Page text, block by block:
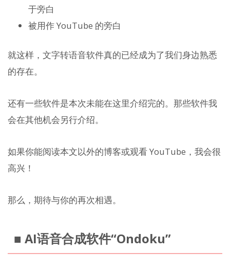
于旁白
被用作 YouTube 的旁白
就这样，文字转语音软件真的已经成为了我们身边熟悉
的存在。
还有一些软件是本次未能在这里介绍完的。那些软件我
会在其他机会另行介绍。
如果你能阅读本文以外的博客或观看 YouTube，我会很
高兴！
那么，期待与你的再次相遇。
■ AI语音合成软件“Ondoku”